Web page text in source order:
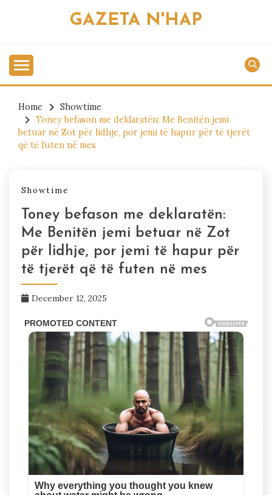
GAZETA N'HAP
Home
Showtime
Toney befason me deklaratën: Me Benitën jemi
betuar në Zot për lidhje, por jemi të hapur për të tjerët
që të futen në mes
Showtime
Toney befason me deklaratën:
Me Benitën jemi betuar në Zot
për lidhje, por jemi të hapur për
të tjerët që të futen në mes
December 12, 2025